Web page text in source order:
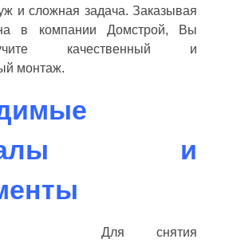
и сложная задача. Заказывая
в компании Домстрой, Вы
качественный и
монтаж.
и
Для снятия